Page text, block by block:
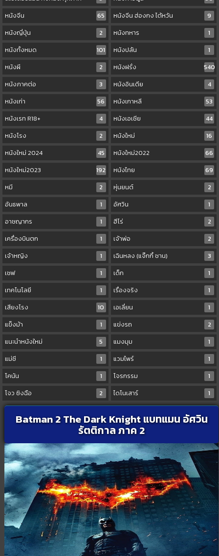
หนังจีน
65 หนังจีน ฮ่องกง ไต้หวัน
9
หนังญี่ปุ่น
2 หนังทหาร
1
หนังทั้งหมด
101 หนังปล้น
1
หนังผี
2 หนังฝรั่ง
540
หนังภาคต่อ
3 หนังอินเดีย
4
หนังเก่า
56 หนังเกาหลี
53
หนังเรท R18+
4 หนังเอเชีย
44
หนังโรง
2 หนังใหม่
16
หนังใหม่ 2024
45 หนังใหม่2022
66
หนังใหม่2023
192 หนังไทย
69
หมี
2 หุ่นยนต์
2
อันธพาล
1 อัศวิน
1
อาชญากร
1 ฮีโร่
2
เครื่องบินตก
1 เจ้าพ่อ
2
เจ้าหญิง
1 เฉินหลง (แจ๊กกี้ ชาน)
3
เชฟ
1 เด็ก
1
เทคโนโลยี
1 เรื่องจริง
1
เสียงโรง
10 เอเลี่ยน
1
แข็งม้า
1 แข่งรถ
2
แนะนำหนังใหม่
5 แมงมุม
1
แม่ชี
1 แวมไพร์
1
โคนัน
1 โจรกรรม
1
โจว ซิงฉือ
2 ไดโนเสาร์ 1
Batman 2 The Dark Knight แบทแมน อัศวิน
รัตติกาล ภาค 2